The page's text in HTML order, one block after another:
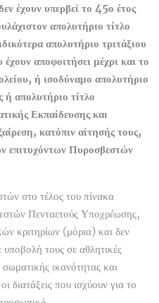
έχουν υπερβεί το 45ο έτος
απολυτήριο τίτλο
απολυτήριο τριτάξιου
αποφοιτήσει μέχρι και το
ή ισοδύναμο απολυτήριο
ή απολυτήριο τίτλο
Εκπαίδευσης και
κατόπιν αίτησής τους,
επιτυχόντων Πυροσβεστών
στο τέλος του πίνακα
Πενταετούς Υποχρέωσης,
κριτηρίων (μόρια) και δεν
υποβολή τους σε αθλητικές
ικανότητας και
διατάξεις που ισχύουν για το